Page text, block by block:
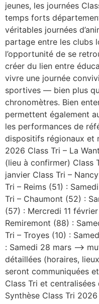
jeunes, les journées
temps forts
véritables journées
partage entre les clubs
l’opportunité de se
créer du lien entre
vivre une journée
sportives — bien plus
chronomètres. Bien
permettent également
les performances de
dispositifs régionaux et
2026 Class Tri – La
(lieu à confirmer) Class
janvier Class Tri –
Tri – Reims (51) :
Tri – Chaumont (52) :
(57) : Mercredi 11
Remiremont (88) :
Tri – Troyes (10) :
: Samedi 28 mars –>
détaillées (horaires,
seront communiquées
Class Tri et
Synthèse Class Tri